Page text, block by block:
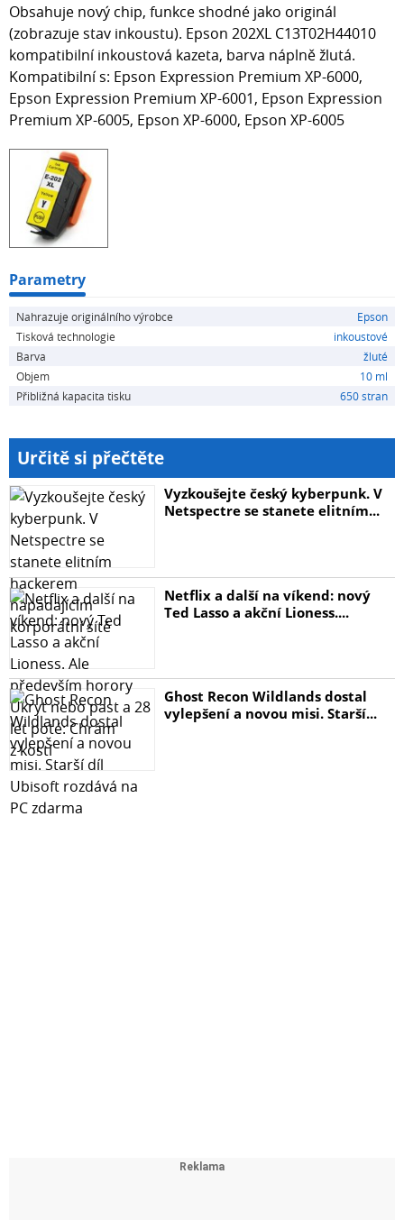
Obsahuje nový chip, funkce shodné jako originál
(zobrazuje stav inkoustu). Epson 202XL C13T02H44010
kompatibilní inkoustová kazeta, barva náplně žlutá.
Kompatibilní s: Epson Expression Premium XP-6000,
Epson Expression Premium XP-6001, Epson Expression
Premium XP-6005, Epson XP-6000, Epson XP-6005
Parametry
Nahrazuje originálního výrobce
Epson
Tisková technologie
inkoustové
Barva
žluté
Objem
10 ml
Přibližná kapacita tisku
650 stran
Určitě si přečtěte
Vyzkoušejte český kyberpunk. V
Netspectre se stanete elitním...
Netflix a další na víkend: nový
Ted Lasso a akční Lioness....
Ghost Recon Wildlands dostal
vylepšení a novou misi. Starší...